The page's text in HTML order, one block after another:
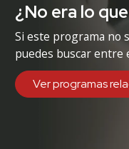
¿No era lo
Si este programa no
puedes buscar entre
Ver programas